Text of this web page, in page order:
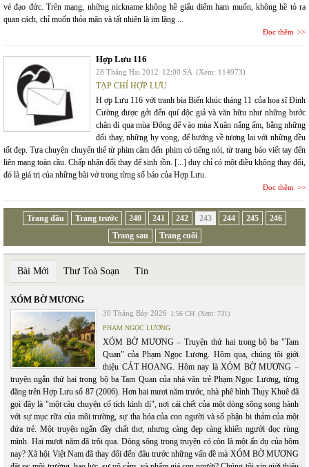
vẻ đạo đức. Trên mạng, những nickname không hề giấu diếm ham muốn, không hề tỏ ra
quan cách, chỉ muốn thỏa mãn và tất nhiên là im lặng ...
Đọc thêm
Hợp Lưu 116
28 Tháng Hai 2012 12:00 SA (Xem: 114973)
TẠP CHÍ HỢP LƯU
H ợp Lưu 116 với tranh bìa Biến khúc tháng 11 của họa sĩ Đinh
Cường được gởi đến quí độc giả và văn hữu như những bước
chân đi qua mùa Đông để vào mùa Xuân nắng ấm, bằng những
đổi thay, những hy vọng, để hướng về tương lai với những đều
tốt đẹp. Tựa chuyện chuyển thể từ phim câm đến phim có tiếng nói, từ trang báo viết tay đến
liên mạng toàn cầu. Chấp nhận đổi thay để sinh tồn. [...] duy chỉ có một điều không thay đổi,
đó là giá trị của những bài vở trong từng số báo của Hợp Lưu.
Đọc thêm
Trang đầu Trang trước 240 241 242 243 244 245
246
Trang sau
Trang cuối
Bài Mới Thư Toà Soạn Tin
XÓM BỜ MƯƠNG
30 Tháng Bảy 2026 1:56 CH (Xem: 731)
PHẠM NGỌC LƯƠNG
XÓM BỜ MƯƠNG – Truyện thứ hai trong bộ ba "Tam
Quan" của Phạm Ngọc Lương. Hôm qua, chúng tôi giới
thiệu CÁT HOANG. Hôm nay là XÓM BỜ MƯƠNG –
truyện ngắn thứ hai trong bộ ba Tam Quan của nhà văn trẻ Phạm Ngọc Lương, từng
đăng trên Hợp Lưu số 87 (2006). Hơn hai mươi năm trước, nhà phê bình Thụy Khuê đã
gọi đây là "một câu chuyện cổ tích kinh dị", nơi cái chết của một dòng sông song hành
với sự mục rữa của môi trường, sự tha hóa của con người và số phận bi thảm của một
đứa trẻ. Một truyện ngắn đầy chất thơ, nhưng càng đẹp càng khiến người đọc rùng
mình. Hai mươi năm đã trôi qua. Dòng sông trong truyện có còn là một ẩn dụ của hôm
nay? Xã hội Việt Nam đã thay đổi đến đâu trước những vấn đề mà XÓM BỜ MƯƠNG